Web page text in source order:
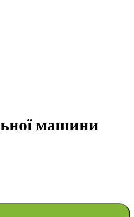
машини